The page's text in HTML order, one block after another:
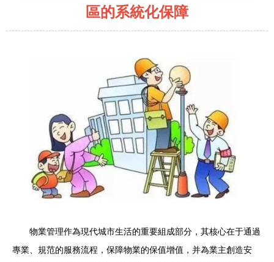
區的系統化保障
物業管理作為現代城市生活的重要組成部分，其核心在于通過
專業、規范的服務流程，保障物業的保值增值，并為業主創造安